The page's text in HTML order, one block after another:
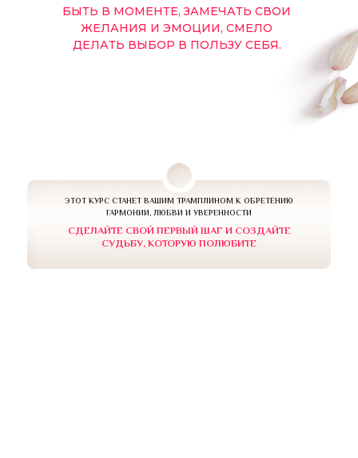
БЫТЬ В МОМЕНТЕ, ЗАМЕЧАТЬ СВОИ
ЖЕЛАНИЯ И ЭМОЦИИ, СМЕЛО
ДЕЛАТЬ ВЫБОР В ПОЛЬЗУ СЕБЯ.
СДЕЛАЙТЕ СВОЙ ПЕРВЫЙ ШАГ И СОЗДАЙТЕ
СУДЬБУ, КОТОРУЮ ПОЛЮБИТЕ
ЭТОТ КУРС СТАНЕТ ВАШИМ ТРАМПЛИНОМ К ОБРЕТЕНИЮ
ГАРМОНИИ, ЛЮБВИ И УВЕРЕННОСТИ